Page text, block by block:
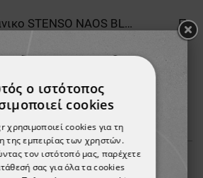
Κοντομάνικο STENSO NAOS BLACK
ο ιστότοπος
cookies
χρησιμοποιεί cookies για τη
της εμπειρίας των χρηστών.
τον ιστότοπό μας, παρέχετε
σας για όλα τα cookies